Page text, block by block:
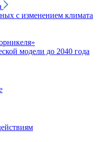
с изменением климата
модели до 2040 года